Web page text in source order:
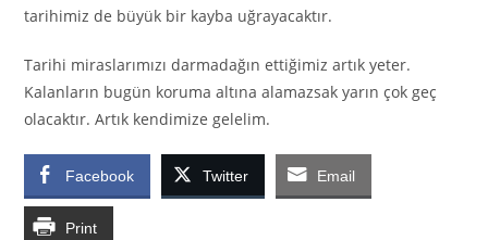
tarihimiz de büyük bir kayba uğrayacaktır.
Tarihi miraslarımızı darmadağın ettiğimiz artık yeter.
Kalanların bugün koruma altına alamazsak yarın çok geç
olacaktır. Artık kendimize gelelim.
Facebook Twitter Email
Print